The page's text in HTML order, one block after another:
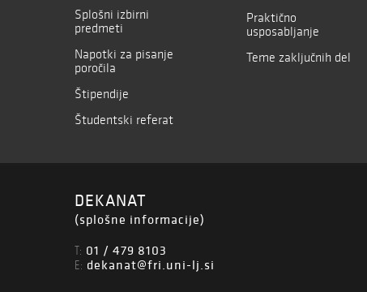
Splošni izbirni
predmeti
Napotki za pisanje
poročila
Štipendije
Študentski referat
Praktično
usposabljanje
Teme zaključnih del
DEKANAT
(splošne informacije)
T: 01 / 479 8103
E: dekanat@fri.uni-lj.si